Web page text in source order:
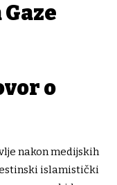
o
nakon medijskih
islamistički